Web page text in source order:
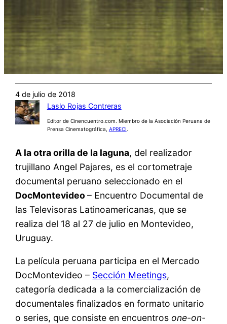
4 de julio de 2018
Laslo Rojas Contreras
Editor de Cinencuentro.com. Miembro de la Asociación Peruana de
Prensa Cinematográfica, APRECI.
A la otra orilla de la laguna, del realizador
trujillano Angel Pajares, es el cortometraje
documental peruano seleccionado en el
DocMontevideo– Encuentro Documental de
las Televisoras Latinoamericanas, que se
realiza del 18 al 27 de julio en Montevideo,
Uruguay.
La película peruana participa en el Mercado
DocMontevideo – Sección Meetings,
categoría dedicada a la comercialización de
documentales finalizados en formato unitario
o series, que consiste en encuentrosone-on-